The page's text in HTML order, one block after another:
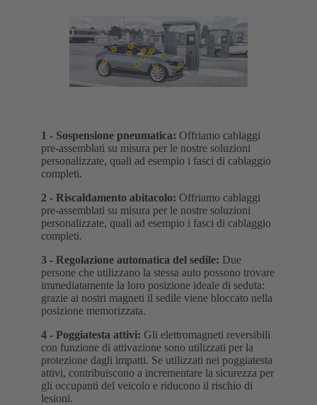
1 - Sospensione pneumatica: Offriamo cablaggi
pre-assemblati su misura per le nostre soluzioni
personalizzate, quali ad esempio i fasci di cablaggio
completi.
2 - Riscaldamento abitacolo: Offriamo cablaggi
pre-assemblati su misura per le nostre soluzioni
personalizzate, quali ad esempio i fasci di cablaggio
completi.
3 - Regolazione automatica del sedile: Due
persone che utilizzano la stessa auto possono trovare
immediatamente la loro posizione ideale di seduta:
grazie ai nostri magneti il sedile viene bloccato nella
posizione memorizzata.
4 - Poggiatesta attivi: Gli elettromagneti reversibili
con funzione di attivazione sono utilizzati per la
protezione dagli impatti. Se utilizzati nei poggiatesta
attivi, contribuiscono a incrementare la sicurezza per
gli occupanti del veicolo e riducono il rischio di
lesioni.